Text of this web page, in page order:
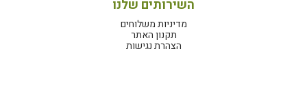
השירותים שלנו
מדיניות משלוחים
תקנון האתר
הצהרת נגישות